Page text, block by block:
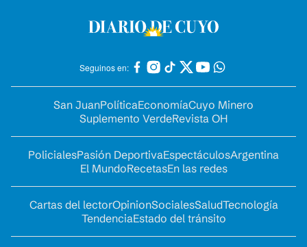
Seguinos en:
San JuanPolíticaEconomíaCuyo Minero
Suplemento VerdeRevista OH
PolicialesPasión DeportivaEspectáculosArgentina
El MundoRecetasEn las redes
Cartas del lectorOpinionSocialesSaludTecnología
TendenciaEstado del tránsito